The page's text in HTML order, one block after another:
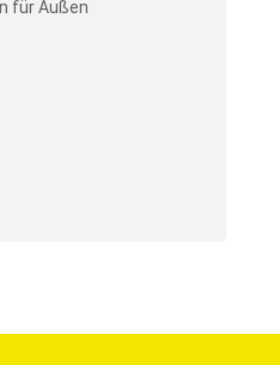
für Außen